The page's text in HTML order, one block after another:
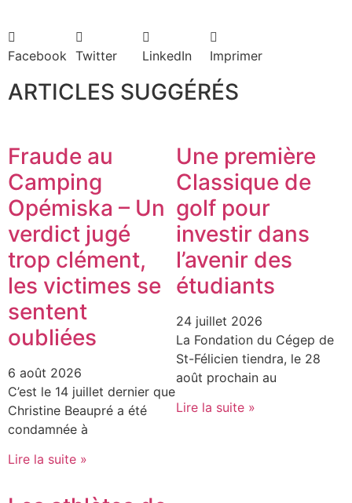
Facebook Twitter LinkedIn Imprimer
ARTICLES SUGGÉRÉS
Fraude au
Camping
Opémiska – Un
verdict jugé
trop clément,
les victimes se
sentent
oubliées
6 août 2026
C’est le 14 juillet dernier que
Christine Beaupré a été
condamnée à
Lire la suite »
Une première
Classique de
golf pour
investir dans
l’avenir des
étudiants
24 juillet 2026
La Fondation du Cégep de
St-Félicien tiendra, le 28
août prochain au
Lire la suite »